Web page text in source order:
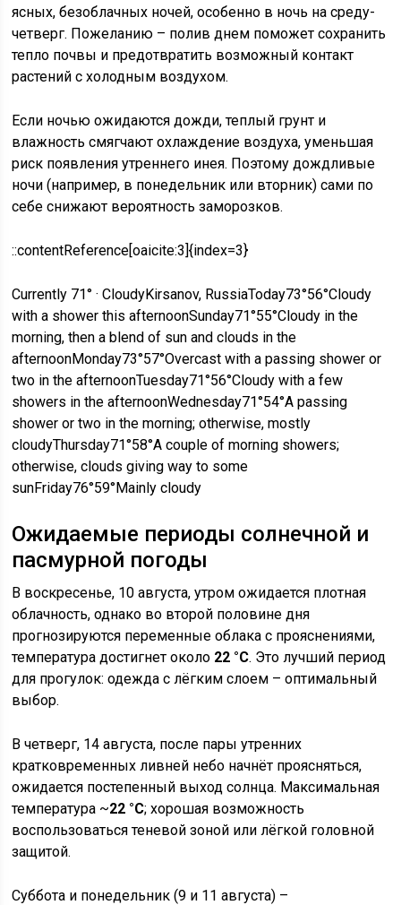
ясных, безоблачных ночей, особенно в ночь на среду-
четверг. Пожеланию – полив днем поможет сохранить
тепло почвы и предотвратить возможный контакт
растений с холодным воздухом.
Если ночью ожидаются дожди, теплый грунт и
влажность смягчают охлаждение воздуха, уменьшая
риск появления утреннего инея. Поэтому дождливые
ночи (например, в понедельник или вторник) сами по
себе снижают вероятность заморозков.
::contentReference[oaicite:3]{index=3}
Currently 71° · CloudyKirsanov, RussiaToday73°56°Cloudy
with a shower this afternoonSunday71°55°Cloudy in the
morning, then a blend of sun and clouds in the
afternoonMonday73°57°Overcast with a passing shower or
two in the afternoonTuesday71°56°Cloudy with a few
showers in the afternoonWednesday71°54°A passing
shower or two in the morning; otherwise, mostly
cloudyThursday71°58°A couple of morning showers;
otherwise, clouds giving way to some
sunFriday76°59°Mainly cloudy
Ожидаемые периоды солнечной и
пасмурной погоды
В воскресенье, 10 августа, утром ожидается плотная
облачность, однако во второй половине дня
прогнозируются переменные облака с прояснениями,
температура достигнет около 22 °C. Это лучший период
для прогулок: одежда с лёгким слоем – оптимальный
выбор.
В четверг, 14 августа, после пары утренних
кратковременных ливней небо начнёт проясняться,
ожидается постепенный выход солнца. Максимальная
температура ~22 °C; хорошая возможность
воспользоваться теневой зоной или лёгкой головной
защитой.
Суббота и понедельник (9 и 11 августа) –